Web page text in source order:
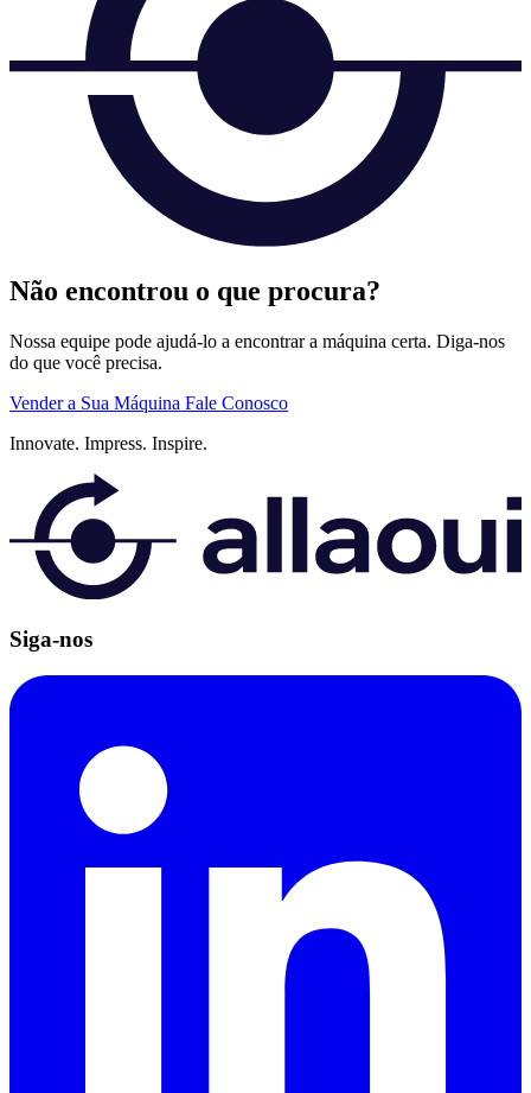
Não encontrou o que procura?
Nossa equipe pode ajudá-lo a encontrar a máquina certa. Diga-nos
do que você precisa.
Vender a Sua Máquina Fale Conosco
Innovate. Impress. Inspire.
Siga-nos